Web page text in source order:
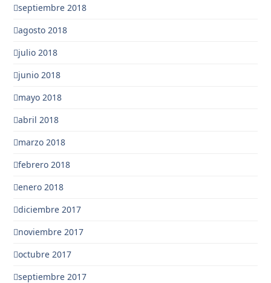
septiembre 2018
agosto 2018
julio 2018
junio 2018
mayo 2018
abril 2018
marzo 2018
febrero 2018
enero 2018
diciembre 2017
noviembre 2017
octubre 2017
septiembre 2017